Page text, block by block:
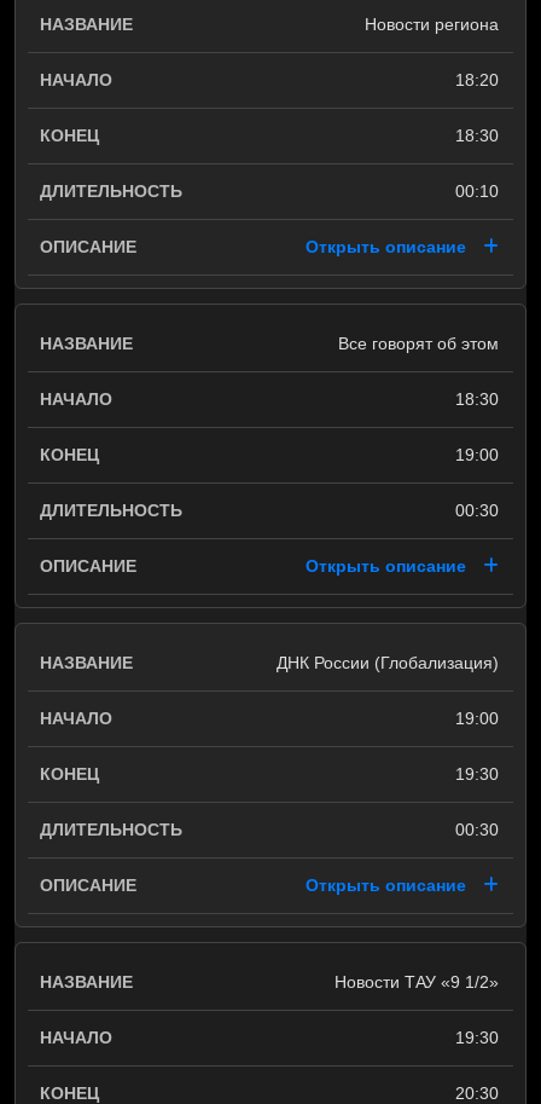
Новости региона
18:20
18:30
00:10
Открыть описание
Все говорят об этом
18:30
19:00
00:30
Открыть описание
ДНК России (Глобализация)
19:00
19:30
00:30
Открыть описание
Новости ТАУ «9 1/2»
19:30
20:30